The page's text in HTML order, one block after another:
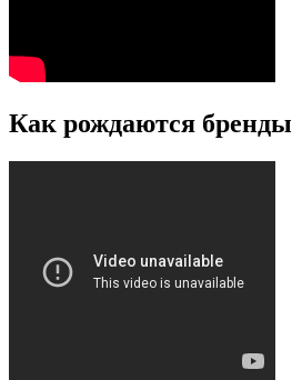
Как рождаются бренды